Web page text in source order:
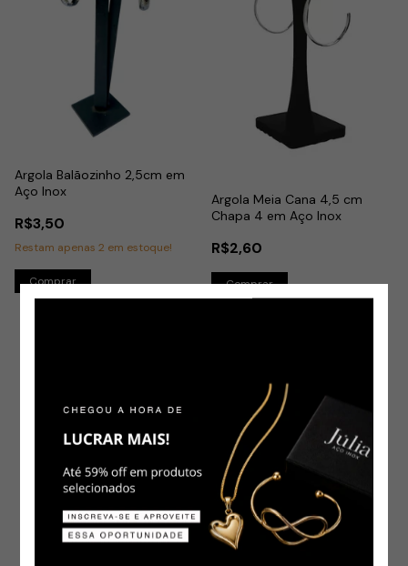
Argola Balãozinho 2,5cm em
Aço Inox
R$3,50
Restam apenas 2 em estoque!
Argola Meia Cana 4,5 cm
Chapa 4 em Aço Inox
R$2,60